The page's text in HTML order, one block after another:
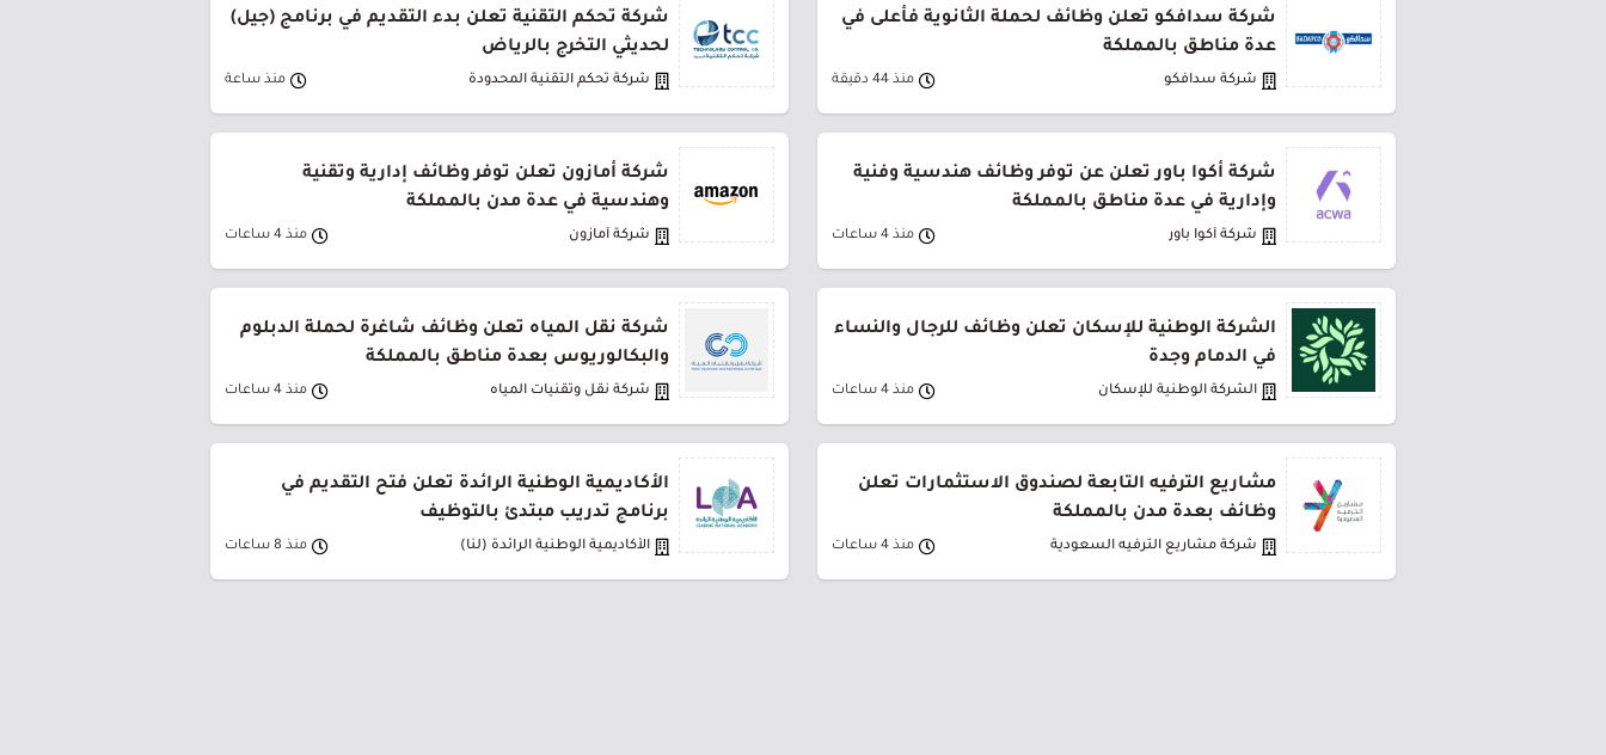
شركة سدافكو تعلن وظائف لحملة الثانوية فأعلى في
عدة مناطق بالمملكة
شركة سدافكو منذ 44 دقيقة
شركة تحكم التقنية تعلن بدء التقديم في برنامج (جيل)
لحديثي التخرج بالرياض
شركة تحكم التقنية المحدودة منذ ساعة
شركة أكوا باور تعلن عن توفر وظائف هندسية وفنية
وإدارية في عدة مناطق بالمملكة
شركة أكوا باور منذ 4 ساعات
شركة أمازون تعلن توفر وظائف إدارية وتقنية
وهندسية في عدة مدن بالمملكة
شركة أمازون منذ 4 ساعات
الشركة الوطنية للإسكان تعلن وظائف للرجال والنساء
في الدمام وجدة
الشركة الوطنية للإسكان منذ 4 ساعات
شركة نقل المياه تعلن وظائف شاغرة لحملة الدبلوم
والبكالوريوس بعدة مناطق بالمملكة
شركة نقل وتقنيات المياه منذ 4 ساعات
مشاريع الترفيه التابعة لصندوق الاستثمارات تعلن
وظائف بعدة مدن بالمملكة
شركة مشاريع الترفيه السعودية منذ 4 ساعات
الأكاديمية الوطنية الرائدة تعلن فتح التقديم في
برنامج تدريب مبتدئ بالتوظيف
الأكاديمية الوطنية الرائدة (لنا) منذ 8 ساعات